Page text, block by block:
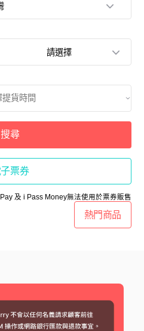
請選擇
搜尋
票券
Pay 及 i Pass Money無法使用於票券販售
熱門商品